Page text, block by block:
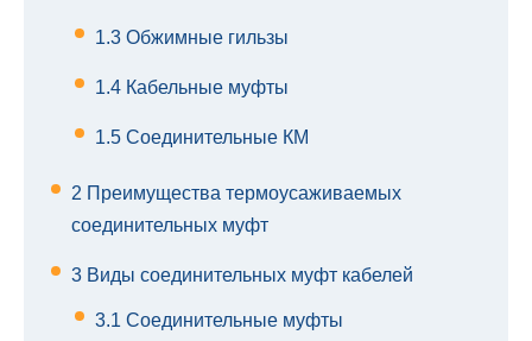
1.3 Обжимные гильзы
1.4 Кабельные муфты
1.5 Соединительные КМ
2 Преимущества термоусаживаемых
соединительных муфт
3 Виды соединительных муфт кабелей
3.1 Соединительные муфты